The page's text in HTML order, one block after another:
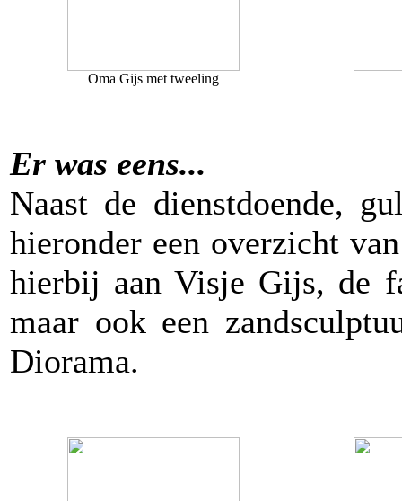
Oma Gijs met tweeling
Er was eens...
Naast de dienstdoende,
hieronder een overzicht
hierbij aan Visje Gijs, de
maar ook een
Diorama.